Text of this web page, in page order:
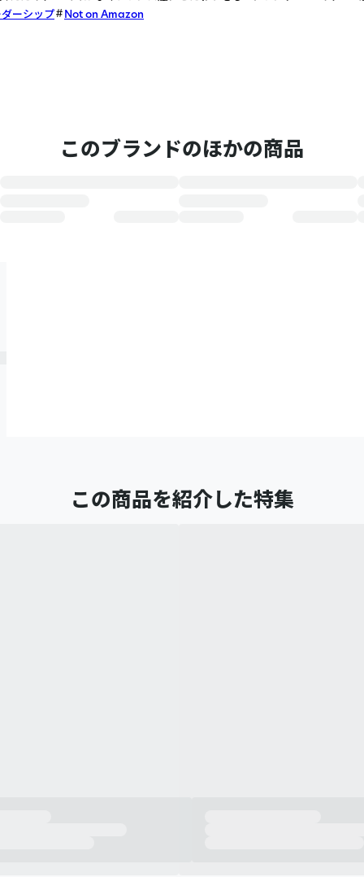
ーシップ
Not on Amazon
このブランドのほかの商品
この商品を紹介した特集